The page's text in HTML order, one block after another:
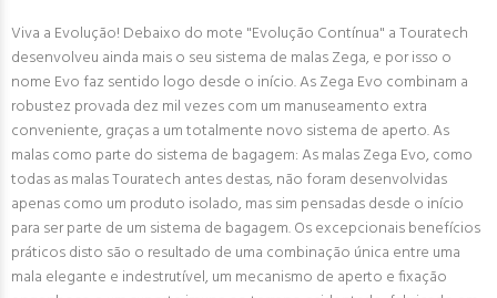
Viva a Evolução! Debaixo do mote "Evolução Contínua" a Touratech
desenvolveu ainda mais o seu sistema de malas Zega, e por isso o
nome Evo faz sentido logo desde o início. As Zega Evo combinam a
robustez provada dez mil vezes com um manuseamento extra
conveniente, graças a um totalmente novo sistema de aperto. As
malas como parte do sistema de bagagem: As malas Zega Evo, como
todas as malas Touratech antes destas, não foram desenvolvidas
apenas como um produto isolado, mas sim pensadas desde o início
para ser parte de um sistema de bagagem. Os excepcionais benefícios
práticos disto são o resultado de uma combinação única entre uma
mala elegante e indestrutível, um mecanismo de aperto e fixação